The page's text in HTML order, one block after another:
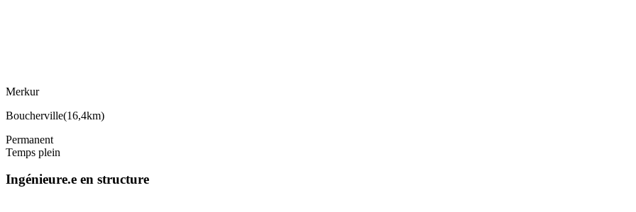
Merkur
Boucherville(16,4km)
Permanent
Temps plein
Ingénieure.e en structure